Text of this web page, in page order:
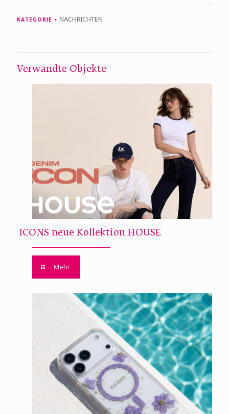
KATEGORIE NACHRICHTEN
Verwandte Objekte
ICONS neue Kollektion HOUSE
Mehr